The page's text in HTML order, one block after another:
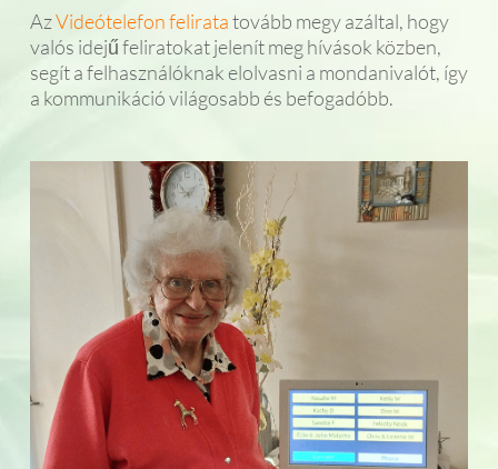
AzVideótelefon feliratatovább megy azáltal, hogy
valós idejű feliratokat jelenít meg hívások közben,
segít a felhasználóknak elolvasni a mondanivalót, így
a kommunikáció világosabb és befogadóbb.